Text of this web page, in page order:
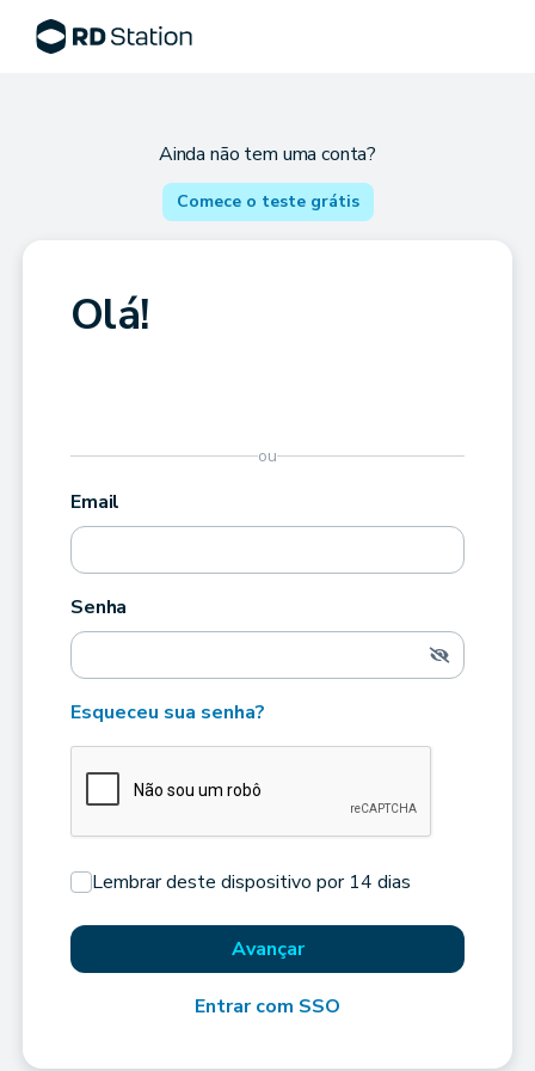
Ainda não tem uma conta?
Comece o teste grátis
Olá!
ou
Email
Senha
Esqueceu sua senha?
Lembrar deste dispositivo por 14 dias
Avançar
Entrar com SSO